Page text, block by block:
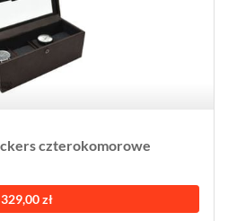
czterokomorowe
329,00 zł